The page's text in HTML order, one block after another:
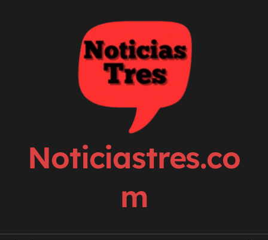
Noticiastres.co
m